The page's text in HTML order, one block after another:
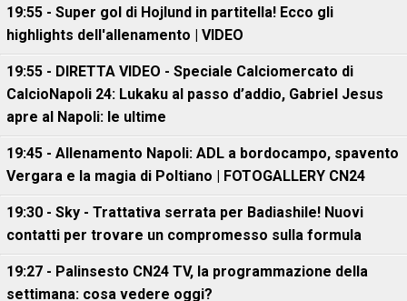
19:55 - Super gol di Hojlund in partitella! Ecco gli
highlights dell'allenamento | VIDEO
19:55 - DIRETTA VIDEO - Speciale Calciomercato di
CalcioNapoli 24: Lukaku al passo d’addio, Gabriel Jesus
apre al Napoli: le ultime
19:45 - Allenamento Napoli: ADL a bordocampo, spavento
Vergara e la magia di Poltiano | FOTOGALLERY CN24
19:30 - Sky - Trattativa serrata per Badiashile! Nuovi
contatti per trovare un compromesso sulla formula
19:27 - Palinsesto CN24 TV, la programmazione della
settimana: cosa vedere oggi?